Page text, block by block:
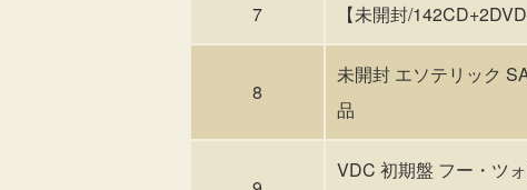
7 【未開封/
8
未開封 エソテリック
品
VDC 初期盤 フー・ツ